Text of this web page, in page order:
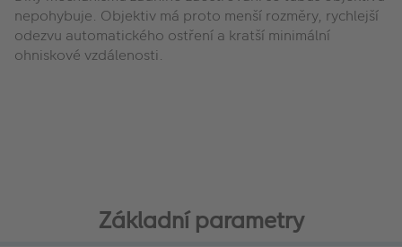
nepohybuje. Objektiv má proto menší rozměry, rychlejší
odezvu automatického ostření a kratší minimální
ohniskové vzdálenosti.
Základní parametry